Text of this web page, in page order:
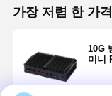
가장 저렴 한 가
10G
미니